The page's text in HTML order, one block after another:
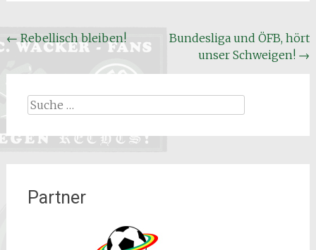
Beitrags
Navigation
← Rebellisch bleiben!
Bundesliga und ÖFB, hört
unser Schweigen! →
Suche
Partner